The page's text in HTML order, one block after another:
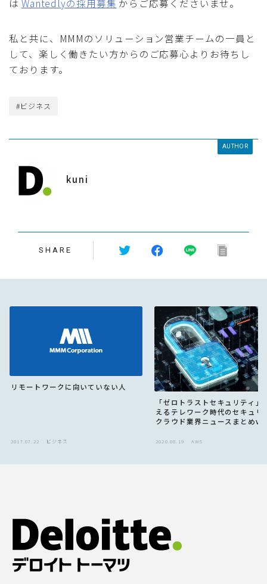
は Wantedlyの採用募集 からご応募くださいませ。
私と共に、MMMのソリューション営業チームの一員と
して、楽しく働きたい方からのご応募心よりお待ちし
ております。
#ビジネス
AUTHOR
kuni
SHARE
リモートワークに向いていない人
2017.07.22 ビジネス
「ゼロトラストセキュリティ」
えるテレワーク時代のセキュリ
クラウド業界ニュースまとめ
2020.08.19 AWS